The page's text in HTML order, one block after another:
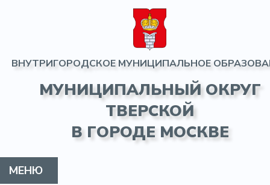
ВНУТРИГОРОДСКОЕ МУНИЦИПАЛЬНОЕ
МУНИЦИПАЛЬНЫЙ ОКРУГ
ТВЕРСКОЙ
В ГОРОДЕ МОСКВЕ
МЕНЮ